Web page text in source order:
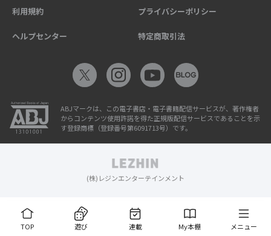
TOP 遊び 連載 My本棚 メニュー
利用規約 プライバシーポリシー
ヘルプセンター 特定商取引法
ABJマークは、この電子書店・電子書籍配信サービスが、著作権者
からコンテンツ使用許諾を得た正規版配信サービスであることを示
す登録商標（登録番号第6091713号）です。
(株)レジンエンターテインメント